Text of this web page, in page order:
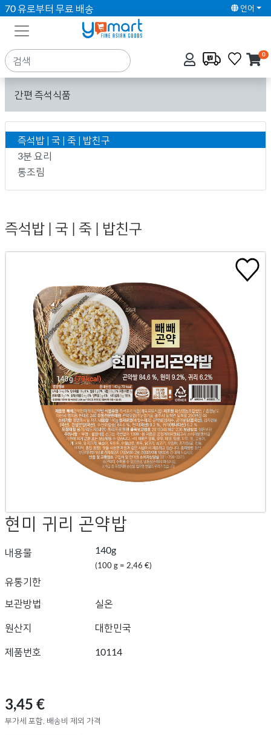
70 유로부터 무료 배송 언어
0
간편 즉석식품
즉석밥 | 국 | 죽 | 밥친구
3분 요리
통조림
즉석밥 | 국 | 죽 | 밥친구
현미 귀리 곤약밥
내용물 140g
(100 g = 2,46 €)
유통기한
보관방법
실온
원산지 대한민국
제품번호 10114
3,45 €
부가세 포함, 배송비 제외 가격